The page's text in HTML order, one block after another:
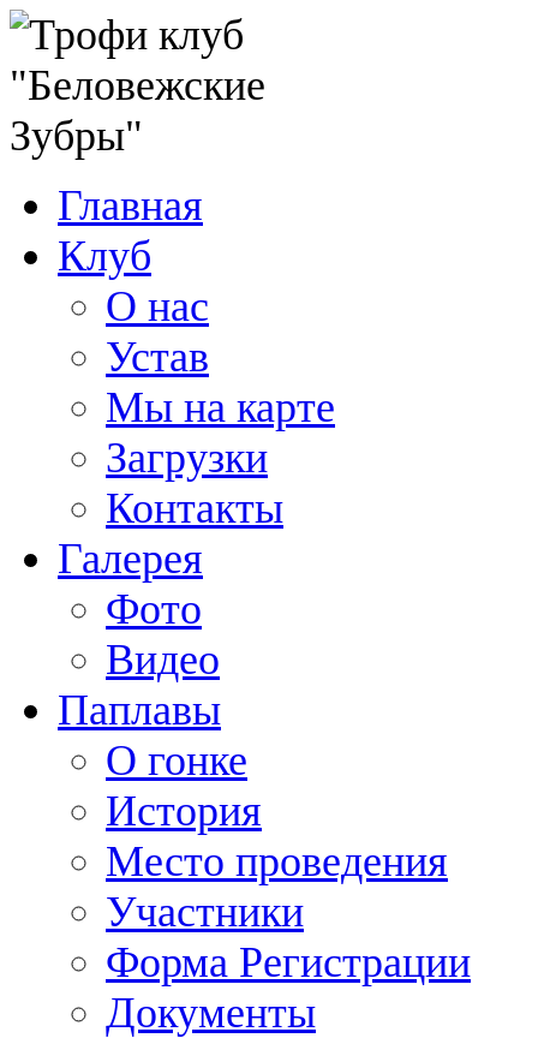
Главная
Клуб
О нас
Устав
Мы на карте
Загрузки
Контакты
Галерея
Фото
Видео
Паплавы
О гонке
История
Место проведения
Участники
Форма Регистрации
Документы